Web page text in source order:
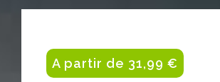
A partir de 31,99 €